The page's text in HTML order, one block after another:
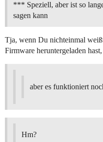
*** Speziell, aber ist so
sagen kann
Tja, wenn Du nichteinmal
Firmware heruntergeladen
aber es funktioniert
Hm?